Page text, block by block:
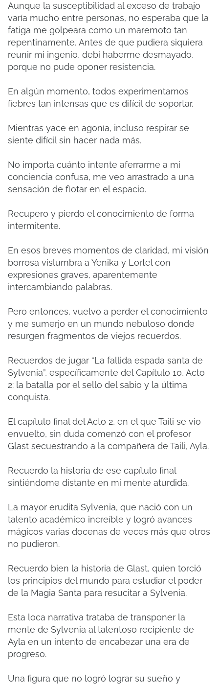
Aunque la susceptibilidad al exceso de trabajo
varía mucho entre personas, no esperaba que la
fatiga me golpeara como un maremoto tan
repentinamente. Antes de que pudiera siquiera
reunir mi ingenio, debí haberme desmayado,
porque no pude oponer resistencia.
En algún momento, todos experimentamos
fiebres tan intensas que es difícil de soportar.
Mientras yace en agonía, incluso respirar se
siente difícil sin hacer nada más.
No importa cuánto intente aferrarme a mi
conciencia confusa, me veo arrastrado a una
sensación de flotar en el espacio.
Recupero y pierdo el conocimiento de forma
intermitente.
En esos breves momentos de claridad, mi visión
borrosa vislumbra a Yenika y Lortel con
expresiones graves, aparentemente
intercambiando palabras.
Pero entonces, vuelvo a perder el conocimiento
y me sumerjo en un mundo nebuloso donde
resurgen fragmentos de viejos recuerdos.
Recuerdos de jugar “La fallida espada santa de
Sylvenia”, específicamente del Capítulo 10, Acto
2: la batalla por el sello del sabio y la última
conquista.
El capítulo final del Acto 2, en el que Taili se vio
envuelto, sin duda comenzó con el profesor
Glast secuestrando a la compañera de Taili, Ayla.
Recuerdo la historia de ese capítulo final
sintiéndome distante en mi mente aturdida.
La mayor erudita Sylvenia, que nació con un
talento académico increíble y logró avances
mágicos varias docenas de veces más que otros
no pudieron.
Recuerdo bien la historia de Glast, quien torció
los principios del mundo para estudiar el poder
de la Magia Santa para resucitar a Sylvenia.
Esta loca narrativa trataba de transponer la
mente de Sylvenia al talentoso recipiente de
Ayla en un intento de encabezar una era de
progreso.
Una figura que no logró lograr su sueño y